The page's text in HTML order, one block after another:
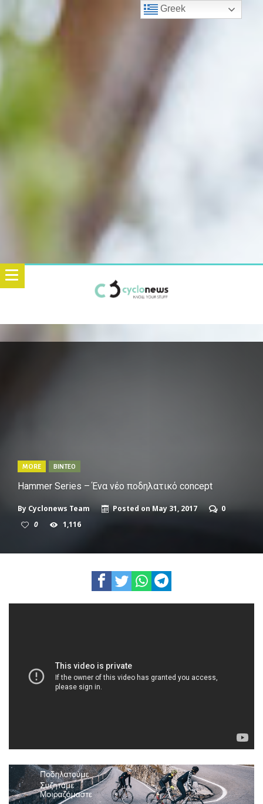
MORE ΒΙΝΤΕΟ
Hammer Series – Ένα νέο ποδηλατικό concept
By Cyclonews Team Posted onMay 31, 2017
0
0
1,116
Greek